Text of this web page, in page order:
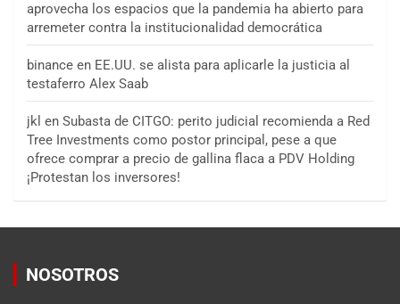
aprovecha los espacios que la pandemia ha abierto para
arremeter contra la institucionalidad democrática
binance en EE.UU. se alista para aplicarle la justicia al
testaferro Alex Saab
jkl en Subasta de CITGO: perito judicial recomienda a Red
Tree Investments como postor principal, pese a que
ofrece comprar a precio de gallina flaca a PDV Holding
¡Protestan los inversores!
NOSOTROS